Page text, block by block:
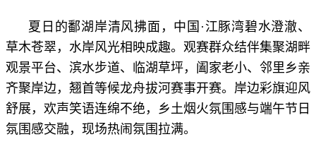
夏日的鄱湖岸清风拂面，中国·江豚湾碧水澄澈、
草木苍翠，水岸风光相映成趣。观赛群众结伴集聚湖畔
观景平台、滨水步道、临湖草坪，阖家老小、邻里乡亲
齐聚岸边，翘首等候龙舟拔河赛事开赛。岸边彩旗迎风
舒展，欢声笑语连绵不绝，乡土烟火氛围感与端午节日
氛围感交融，现场热闹氛围拉满。